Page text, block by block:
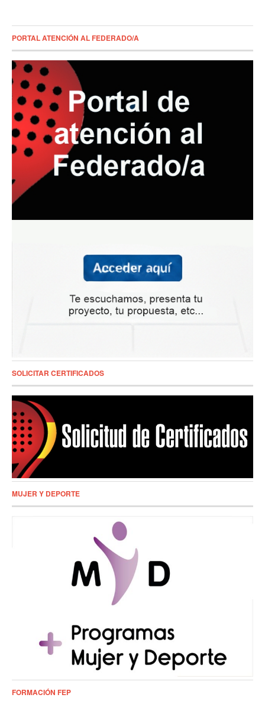
PORTAL ATENCIÓN AL FEDERADO/A
SOLICITAR CERTIFICADOS
MUJER Y DEPORTE
FORMACIÓN FEP